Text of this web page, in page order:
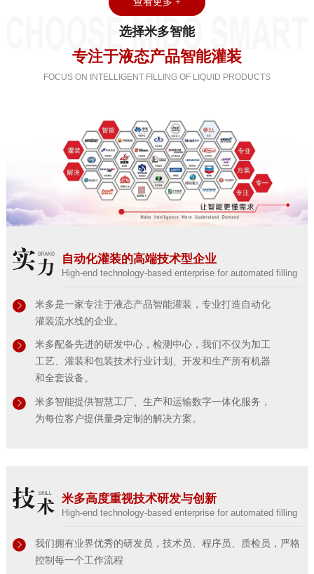
选择米多智能
专注于液态产品智能灌装
FOCUS ON INTELLIGENT FILLING OF LIQUID PRODUCTS
自动化灌装的高端技术型企业
High-end technology-based enterprise for automated filling
米多是一家专注于液态产品智能灌装，专业打造自动化
灌装流水线的企业。
米多配备先进的研发中心，检测中心，我们不仅为加工
工艺、灌装和包装技术行业计划、开发和生产所有机器
和全套设备。
米多智能提供智慧工厂、生产和运输数字一体化服务，
为每位客户提供量身定制的解决方案。
米多高度重视技术研发与创新
High-end technology-based enterprise for automated filling
我们拥有业界优秀的研发员，技术员、程序员、质检员，严格
控制每一个工作流程